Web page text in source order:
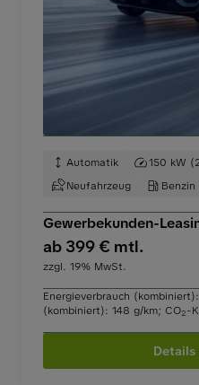
Automatik 150 kW
Neufahrzeug
Benzin
Gewerbekunden-
ab 399 € mtl.
zzgl. 19% MwSt.
Energieverbrauch
(kombiniert): 148 g/km; CO2-
Details